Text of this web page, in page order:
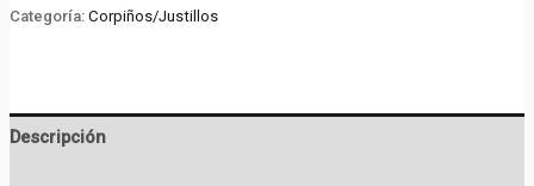
justillo
cantidad
Categoría: Corpiños/Justillos
Descripción